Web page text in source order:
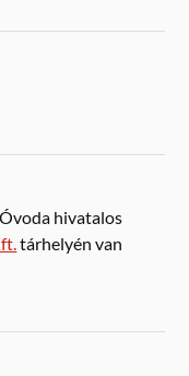
hivatalos
tárhelyén van